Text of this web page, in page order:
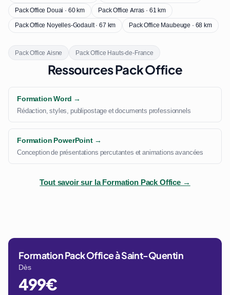
Pack Office Douai · 60 km
Pack Office Arras · 61 km
Pack Office Noyelles-Godault · 67 km
Pack Office Maubeuge · 68 km
Pack Office Aisne Pack Office Hauts-de-France
Ressources Pack Office
Formation Word →
Rédaction, styles, publipostage et documents professionnels
Formation PowerPoint →
Conception de présentations percutantes et animations avancées
Tout savoir sur la Formation Pack Office →
Formation Pack Office à Saint-Quentin
Dès
499€